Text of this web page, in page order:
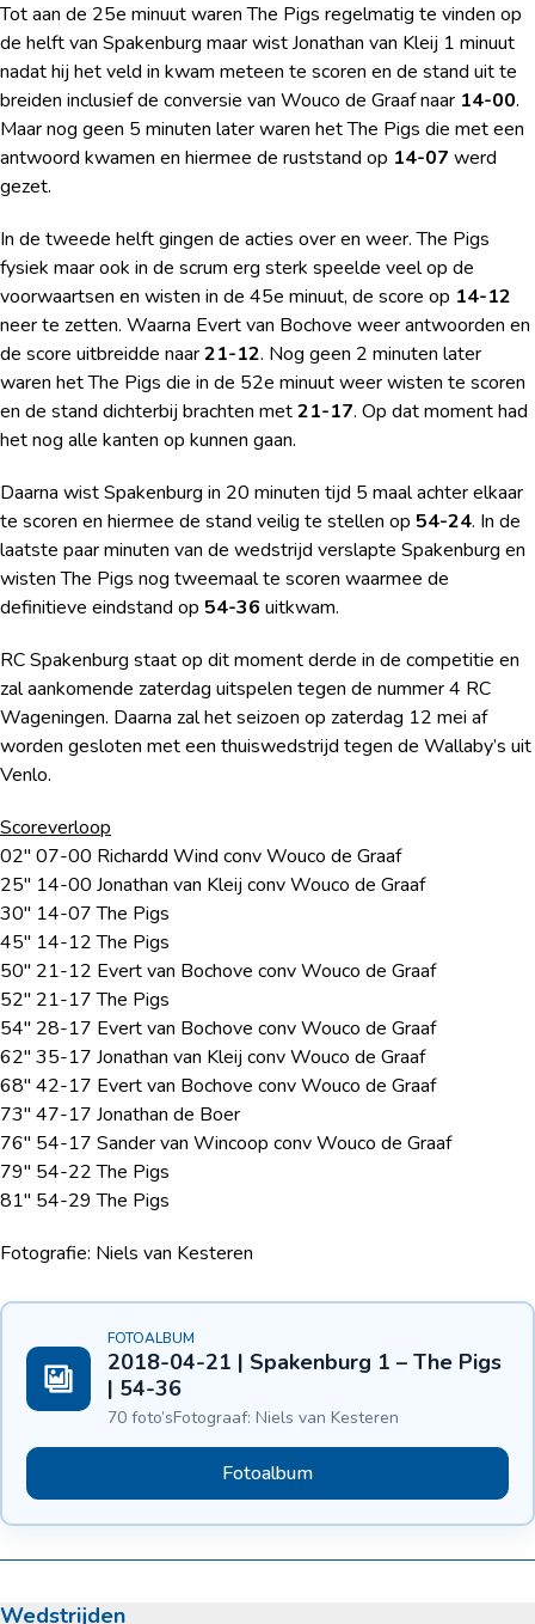
Tot aan de 25e minuut waren The Pigs regelmatig te vinden op
de helft van Spakenburg maar wist Jonathan van Kleij 1 minuut
nadat hij het veld in kwam meteen te scoren en de stand uit te
breiden inclusief de conversie van Wouco de Graaf naar 14-00.
Maar nog geen 5 minuten later waren het The Pigs die met een
antwoord kwamen en hiermee de ruststand op 14-07 werd
gezet.
In de tweede helft gingen de acties over en weer. The Pigs
fysiek maar ook in de scrum erg sterk speelde veel op de
voorwaartsen en wisten in de 45e minuut, de score op 14-12
neer te zetten. Waarna Evert van Bochove weer antwoorden en
de score uitbreidde naar21-12. Nog geen 2 minuten later
waren het The Pigs die in de 52e minuut weer wisten te scoren
en de stand dichterbij brachten met21-17. Op dat moment had
het nog alle kanten op kunnen gaan.
Daarna wist Spakenburg in 20 minuten tijd 5 maal achter elkaar
te scoren en hiermee de stand veilig te stellen op 54-24. In de
laatste paar minuten van de wedstrijd verslapte Spakenburg en
wisten The Pigs nog tweemaal te scoren waarmee de
definitieve eindstand op 54-36 uitkwam.
RC Spakenburg staat op dit moment derde in de competitie en
zal aankomende zaterdag uitspelen tegen de nummer 4 RC
Wageningen. Daarna zal het seizoen op zaterdag 12 mei af
worden gesloten met een thuiswedstrijd tegen de Wallaby’s uit
Venlo.
Scoreverloop
02″ 07-00 Richardd Wind conv Wouco de Graaf
25″ 14-00 Jonathan van Kleij conv Wouco de Graaf
30″ 14-07 The Pigs
45″ 14-12 The Pigs
50″ 21-12 Evert van Bochove conv Wouco de Graaf
52″ 21-17 The Pigs
54″ 28-17 Evert van Bochove conv Wouco de Graaf
62″ 35-17 Jonathan van Kleij conv Wouco de Graaf
68″ 42-17 Evert van Bochove conv Wouco de Graaf
73″ 47-17 Jonathan de Boer
76″ 54-17 Sander van Wincoop conv Wouco de Graaf
79″ 54-22 The Pigs
81″ 54-29 The Pigs
Fotografie: Niels van Kesteren
FOTOALBUM
2018-04-21 | Spakenburg 1 – The Pigs
| 54-36
70 foto’sFotograaf: Niels van Kesteren
Fotoalbum
Wedstrijden